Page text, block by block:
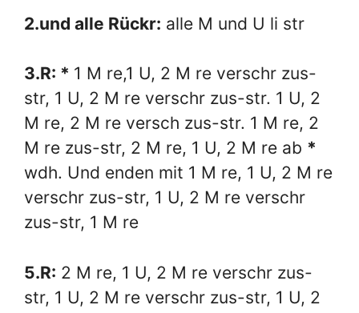
2.und alle Rückr: alle M und U li str
3.R: * 1 M re,1 U, 2 M re verschr zus-
str, 1 U, 2 M re verschr zus-str. 1 U, 2
M re, 2 M re versch zus-str. 1 M re, 2
M re zus-str, 2 M re, 1 U, 2 M re ab *
wdh. Und enden mit 1 M re, 1 U, 2 M re
verschr zus-str, 1 U, 2 M re verschr
zus-str, 1 M re
5.R: 2 M re, 1 U, 2 M re verschr zus-
str, 1 U, 2 M re verschr zus-str, 1 U, 2